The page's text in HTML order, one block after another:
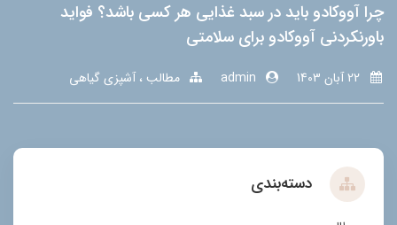
چرا آووکادو باید در سبد غذایی هر کسی باشد؟ فواید
باورنکردنی آووکادو برای سلامتی
admin مطالب آشپزی گیاهی
دسته‌بندی